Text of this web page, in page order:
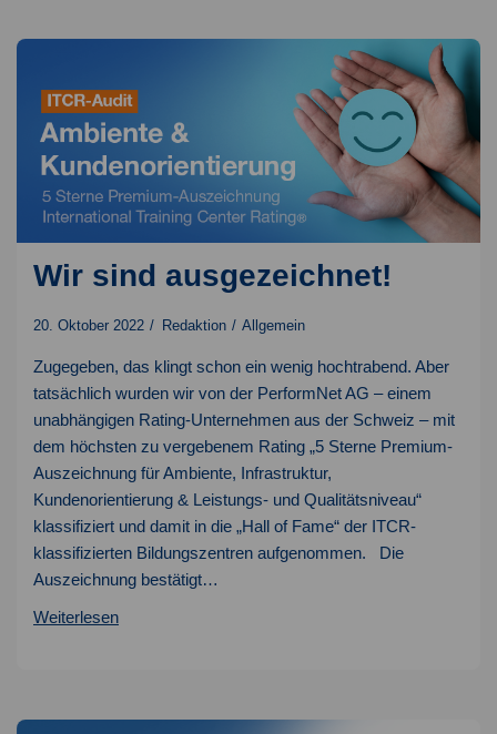
Home
Wir sind ausgezeichnet!
20. Oktober 2022 Redaktion Allgemein
Zugegeben, das klingt schon ein wenig hochtrabend. Aber
tatsächlich wurden wir von der PerformNet AG – einem
unabhängigen Rating-Unternehmen aus der Schweiz – mit
dem höchsten zu vergebenem Rating „5 Sterne Premium-
Auszeichnung für Ambiente, Infrastruktur,
Kundenorientierung & Leistungs- und Qualitätsniveau“
klassifiziert und damit in die „Hall of Fame“ der ITCR-
klassifizierten Bildungszentren aufgenommen. Die
Auszeichnung bestätigt…
WeiterlesenWir